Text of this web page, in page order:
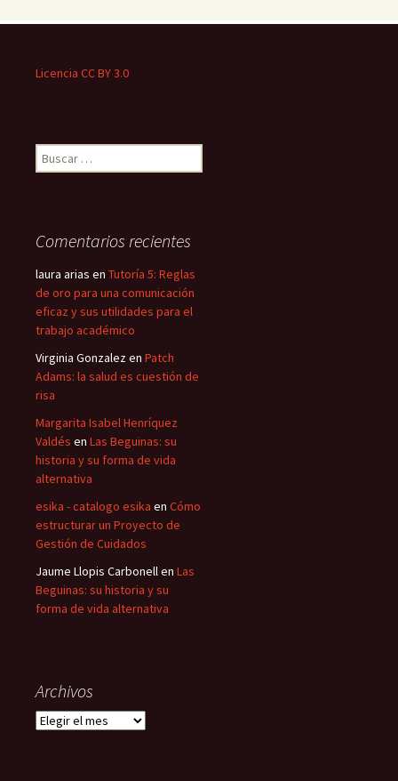
Licencia CC BY 3.0
Buscar:
Comentarios recientes
laura arias en Tutoría 5: Reglas
de oro para una comunicación
eficaz y sus utilidades para el
trabajo académico
Virginia Gonzalezen Patch
Adams: la salud es cuestión de
risa
Margarita Isabel Henríquez
Valdés en Las Beguinas: su
historia y su forma de vida
alternativa
esika - catalogo esika en Cómo
estructurar un Proyecto de
Gestión de Cuidados
Jaume Llopis Carbonellen Las
Beguinas: su historia y su
forma de vida alternativa
Archivos
Archivos